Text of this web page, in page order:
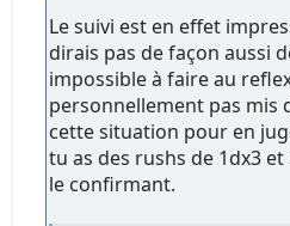
Le suivi est en effet
dirais pas de façon aussi
impossible à faire au
personnellement pas mis
cette situation pour en
tu as des rushs de 1dx3
le confirmant.